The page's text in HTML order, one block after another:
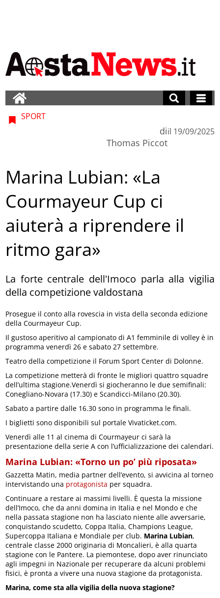
SPORT
di
Thomas Piccot
il 19/09/2025
Marina Lubian: «La
Courmayeur Cup ci
aiuterà a riprendere il
ritmo gara»
La forte centrale dell'Imoco parla alla vigilia
della competizione valdostana
Prosegue il conto alla rovescia in vista della seconda edizione
della Courmayeur Cup.
Il gustoso aperitivo al campionato di A1 femminile di volley è in
programma venerdì 26 e sabato 27 settembre.
Teatro della competizione il Forum Sport Center di Dolonne.
La competizione metterà di fronte le migliori quattro squadre
dell’ultima stagione.Venerdì si giocheranno le due semifinali:
Conegliano-Novara (17.30) e Scandicci-Milano (20.30).
Sabato a partire dalle 16.30 sono in programma le finali.
I biglietti sono disponibili sul portale Vivaticket.com.
Venerdì alle 11 al cinema di Courmayeur ci sarà la
presentazione della serie A con l’ufficializzazione dei calendari.
Marina Lubian: «Torno un po’ più riposata»
Gazzetta Matin, media partner dell’evento, si avvicina al torneo
intervistando una protagonista per squadra.
Continuare a restare ai massimi livelli. È questa la missione
dell’Imoco, che da anni domina in Italia e nel Mondo e che
nella passata stagione non ha lasciato niente alle avversarie,
conquistando scudetto, Coppa Italia, Champions League,
Supercoppa Italiana e Mondiale per club. Marina Lubian,
centrale classe 2000 originaria di Moncalieri, è alla quarta
stagione con le Pantere. La piemontese, dopo aver rinunciato
agli impegni in Nazionale per recuperare da alcuni problemi
fisici, è pronta a vivere una nuova stagione da protagonista.
Marina, come sta alla vigilia della nuova stagione?